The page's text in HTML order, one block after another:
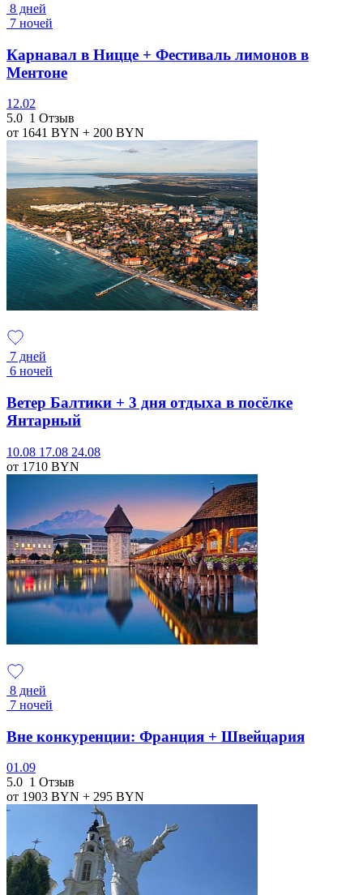
8 дней
7 ночей
Карнавал в Ницце + Фестиваль лимонов в
Ментоне
12.02
5.0 1 Отзыв
от 1641 BYN + 200 BYN
7 дней
6 ночей
Ветер Балтики + 3 дня отдыха в посёлке
Янтарный
10.08 17.08 24.08
от 1710 BYN
8 дней
7 ночей
Вне конкуренции: Франция + Швейцария
01.09
5.0 1 Отзыв
от 1903 BYN + 295 BYN